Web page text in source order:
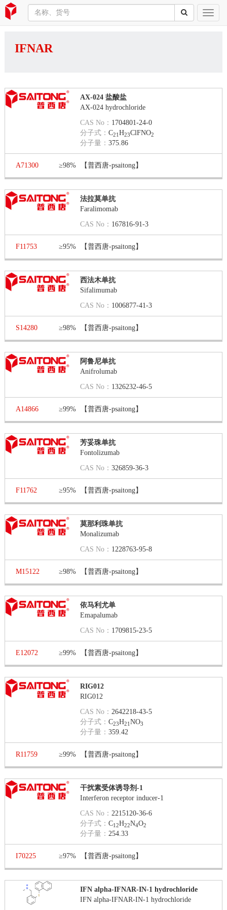
IFNAR
AX-024 盐酸盐
AX-024 hydrochloride
CAS No： 1704801-24-0
分子式：C21H23ClFNO2
分子量：375.86
A71300 ≥98% 【普西唐-psaitong】
法拉莫单抗
Faralimomab
CAS No： 167816-91-3
F11753 ≥95% 【普西唐-psaitong】
西法木单抗
Sifalimumab
CAS No： 1006877-41-3
S14280 ≥98% 【普西唐-psaitong】
阿鲁尼单抗
Anifrolumab
CAS No： 1326232-46-5
A14866 ≥99% 【普西唐-psaitong】
芳妥珠单抗
Fontolizumab
CAS No：326859-36-3
F11762 ≥95% 【普西唐-psaitong】
莫那利珠单抗
Monalizumab
CAS No： 1228763-95-8
M15122 ≥98% 【普西唐-psaitong】
依马利尤单
Emapalumab
CAS No： 1709815-23-5
E12072 ≥99% 【普西唐-psaitong】
RIG012
RIG012
CAS No：2642218-43-5
分子式：C23H21NO3
分子量：359.42
R11759 ≥99% 【普西唐-psaitong】
干扰素受体诱导剂-1
Interferon receptor inducer-1
CAS No：2215120-36-6
分子式：C12H22N4O2
分子量：254.33
I70225 ≥97% 【普西唐-psaitong】
IFN alpha-IFNAR-IN-1 hydrochloride
IFN alpha-IFNAR-IN-1 hydrochloride